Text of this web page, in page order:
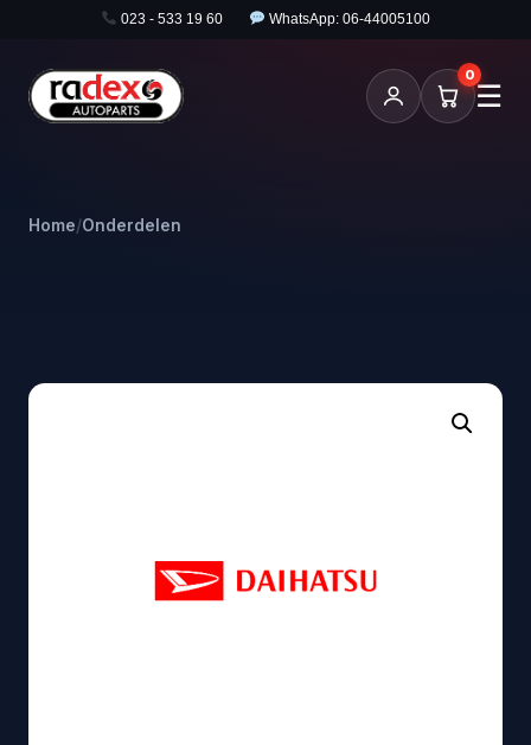
023 - 533 19 60 WhatsApp: 06-44005100
0
☰
Home/Onderdelen